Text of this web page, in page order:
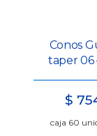
Conos
taper 06
$
caja 60